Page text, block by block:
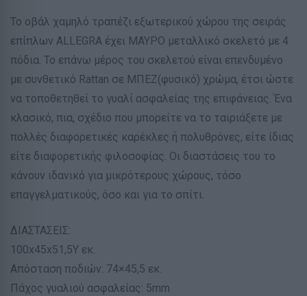
Το οβάλ χαμηλό τραπέζι εξωτερικού χώρου της σειράς
επίπλων ALLEGRA έχει ΜΑΥΡΟ μεταλλικό σκελετό με 4
πόδια. Το επάνω μέρος του σκελετού είναι επενδυμένο
με συνθετικό Rattan σε ΜΠΕΖ(φυσικό) χρώμα, έτσι ώστε
να τοποθετηθεί το γυαλί ασφαλείας της επιφάνειας. Ένα
κλασικό, πια, σχέδιο που μπορείτε να το ταιριάξετε με
πολλές διαφορετικές καρέκλες ή πολυθρόνες, είτε ίδιας
είτε διαφορετικής φιλοσοφίας. Οι διαστάσεις του το
κάνουν ιδανικό για μικρότερους χώρους, τόσο
επαγγελματικούς, όσο και για το σπίτι.
ΔΙΑΣΤΑΣΕΙΣ:
100x45x51,5Y εκ.
Απόσταση ποδιών: 74×45,5 εκ.
Πάχος γυαλιού ασφαλείας: 5mm